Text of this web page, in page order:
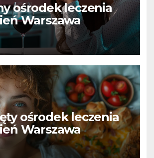
ośrodek leczenia
Warszawa
ośrodek leczenia
Warszawa